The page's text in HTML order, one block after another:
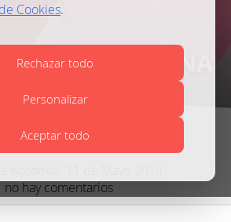
Cookies.
Rechazar todo
Personalizar
Aceptar todo
DE SIENA
de Predicadores, Zaragoza
no hay comentarios